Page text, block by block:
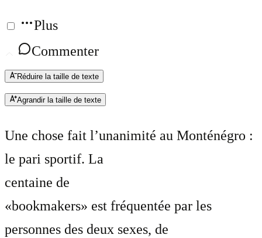
Plus
Commenter
Réduire la taille de texte
Agrandir la taille de texte
Une chose fait l’unanimité au Monténégro :
le pari sportif. La
centaine de
«bookmakers» est fréquentée par les
personnes des deux sexes, de